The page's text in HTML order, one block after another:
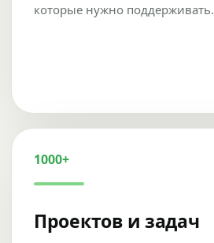
которые нужно поддерживать.
1000+
Проектов и задач